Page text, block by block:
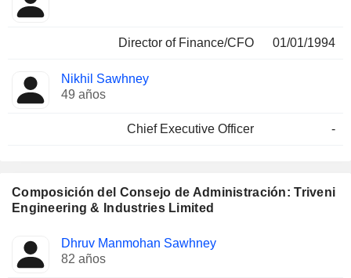
Director of Finance/CFO 01/01/1994
Nikhil Sawhney
49 años
Chief Executive Officer -
Composición del Consejo de Administración: Triveni
Engineering & Industries Limited
Administrador Comités
Dhruv Manmohan Sawhney
82 años